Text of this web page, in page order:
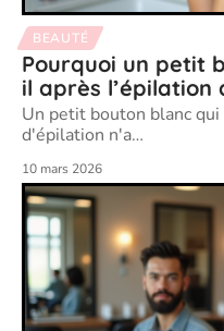
BEAUTÉ
Pourquoi un petit
il après l’épilation
Un petit bouton blanc
d'épilation n'a…
10 mars 2026